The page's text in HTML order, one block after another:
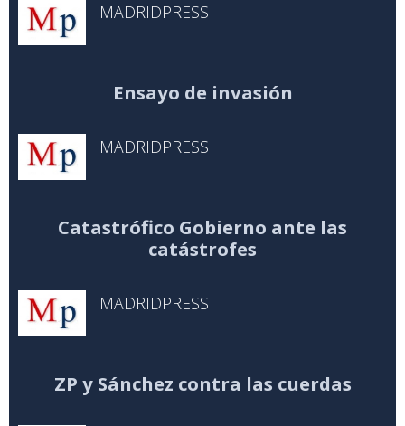
MADRIDPRESS
Ensayo de invasión
MADRIDPRESS
Catastrófico Gobierno ante las
catástrofes
MADRIDPRESS
ZP y Sánchez contra las cuerdas